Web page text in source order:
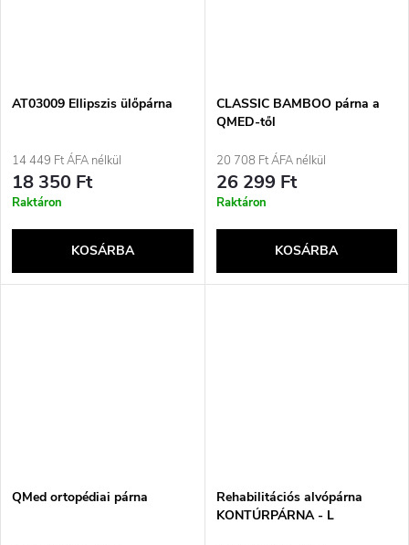
AT03009 Ellipszis ülőpárna
14 449 Ft ÁFA nélkül
18 350 Ft
Raktáron
KOSÁRBA
CLASSIC BAMBOO párna a
QMED-től
20 708 Ft ÁFA nélkül
26 299 Ft
Raktáron
KOSÁRBA
QMed ortopédiai párna
Rehabilitációs alvópárna
KONTÚRPÁRNA - L